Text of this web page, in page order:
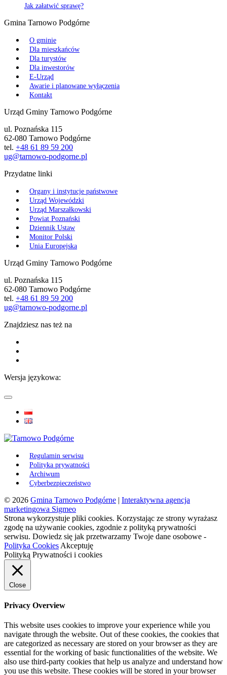
Jak załatwić sprawę?
Gmina Tarnowo Podgórne
O gminie
Dla mieszkańców
Dla turystów
Dla inwestorów
E-Urząd
Awarie i planowane wyłączenia
Kontakt
Urząd Gminy Tarnowo Podgórne
ul. Poznańska 115
62-080 Tarnowo Podgórne
tel. +48 61 89 59 200
ug@tarnowo-podgorne.pl
Przydatne linki
Organy i instytucje państwowe
Urząd Wojewódzki
Urząd Marszałkowski
Powiat Poznański
Dziennik Ustaw
Monitor Polski
Unia Europejska
Urząd Gminy Tarnowo Podgórne
ul. Poznańska 115
62-080 Tarnowo Podgórne
tel. +48 61 89 59 200
ug@tarnowo-podgorne.pl
Znajdziesz nas też na
Wersja językowa:
Regulamin serwisu
Polityka prywatności
Archiwum
Cyberbezpieczeństwo
© 2026 Gmina Tarnowo Podgórne | Interaktywna agencja
marketingowa Sigmeo
Strona wykorzystuje pliki cookies. Korzystając ze strony wyrażasz
zgodę na używanie cookies, zgodnie z polityką prywatności
serwisu. Dowiedz się jak przetwarzamy Twoje dane osobowe -
Polityka Cookies Akceptuję
Polityką Prywatności i cookies
Close
Privacy Overview
This website uses cookies to improve your experience while you
navigate through the website. Out of these cookies, the cookies that
are categorized as necessary are stored on your browser as they are
essential for the working of basic functionalities of the website. We
also use third-party cookies that help us analyze and understand how
you use this website. These cookies will be stored in your browser